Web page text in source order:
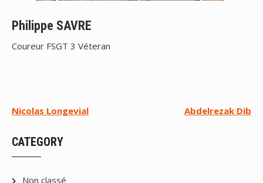
Philippe SAVRE
Coureur FSGT 3 Véteran
Navigation
l’article
Nicolas Longevial Abdelrezak Dib
CATEGORY
Non classé